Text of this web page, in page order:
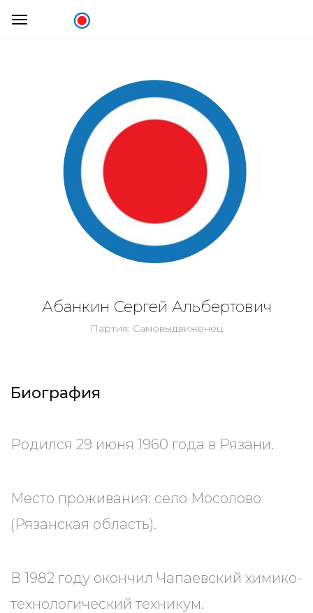
Абанкин Сергей Альбертович
Партия: Самовыдвиженец
Биография
Родился 29 июня 1960 года в Рязани.
Место проживания: село Мосолово
(Рязанская область).
В 1982 году окончил Чапаевский химико-
технологический техникум.